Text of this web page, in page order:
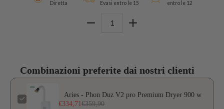
Diretta
Evasi entro le 15
entro le 12
Combinazioni preferite dai nostri clienti
Aries - Phon Duz V2 pro Premium Dryer 900 w
€334,71 €359,90